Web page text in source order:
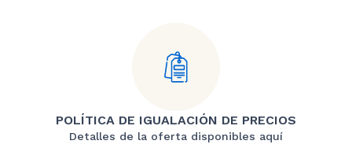
POLÍTICA DE IGUALACIÓN DE PRECIOS
Detalles de la oferta disponibles aquí